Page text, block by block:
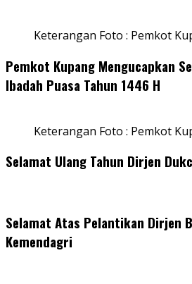
Keterangan Foto : Pemkot
Pemkot Kupang Mengucapkan
Ibadah Puasa Tahun 1446 H
Keterangan Foto : Pemkot
Selamat Ulang Tahun Dirjen
Selamat Atas Pelantikan Dirjen
Kemendagri